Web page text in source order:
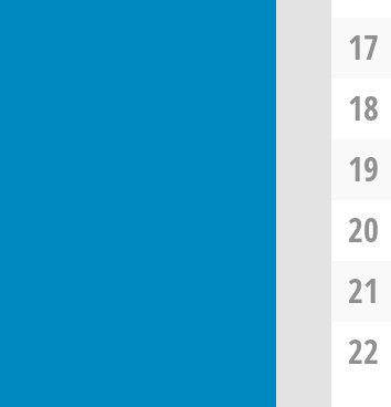
17
18
19
20
21
22